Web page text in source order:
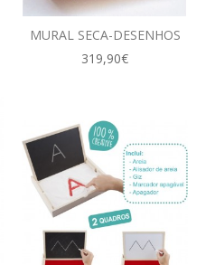
MURAL SECA-DESENHOS
319,90€